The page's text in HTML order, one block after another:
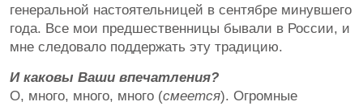
генеральной настоятельницей в сентябре минувшего
года. Все мои предшественницы бывали в России, и
мне следовало поддержать эту традицию.
И каковы Ваши впечатления?
О, много, много, много (смеется). Огромные